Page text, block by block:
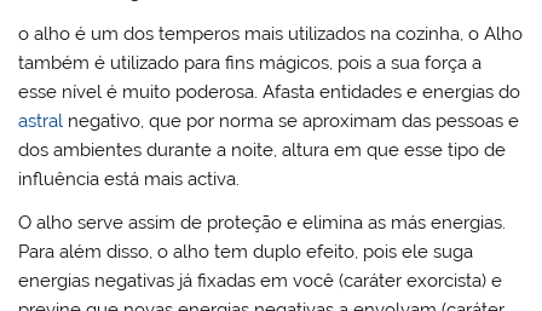
o alho é um dos temperos mais utilizados na cozinha, o Alho
também é utilizado para fins mágicos, pois a sua força a
esse nível é muito poderosa. Afasta entidades e energias do
astral negativo, que por norma se aproximam das pessoas e
dos ambientes durante a noite, altura em que esse tipo de
influência está mais activa.
O alho serve assim de proteção e elimina as más energias.
Para além disso, o alho tem duplo efeito, pois ele suga
energias negativas já fixadas em você (caráter exorcista) e